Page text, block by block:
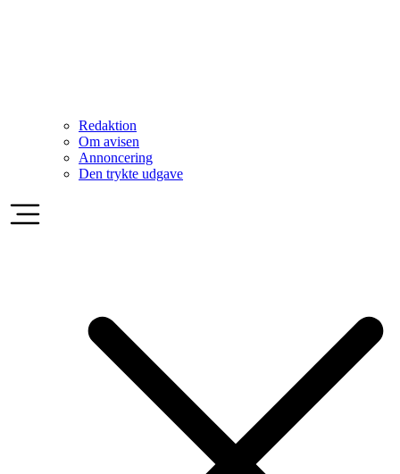
Redaktion
Om avisen
Annoncering
Den trykte udgave